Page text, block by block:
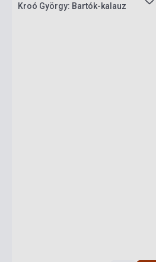
Kroó György: Bartók-kalauz